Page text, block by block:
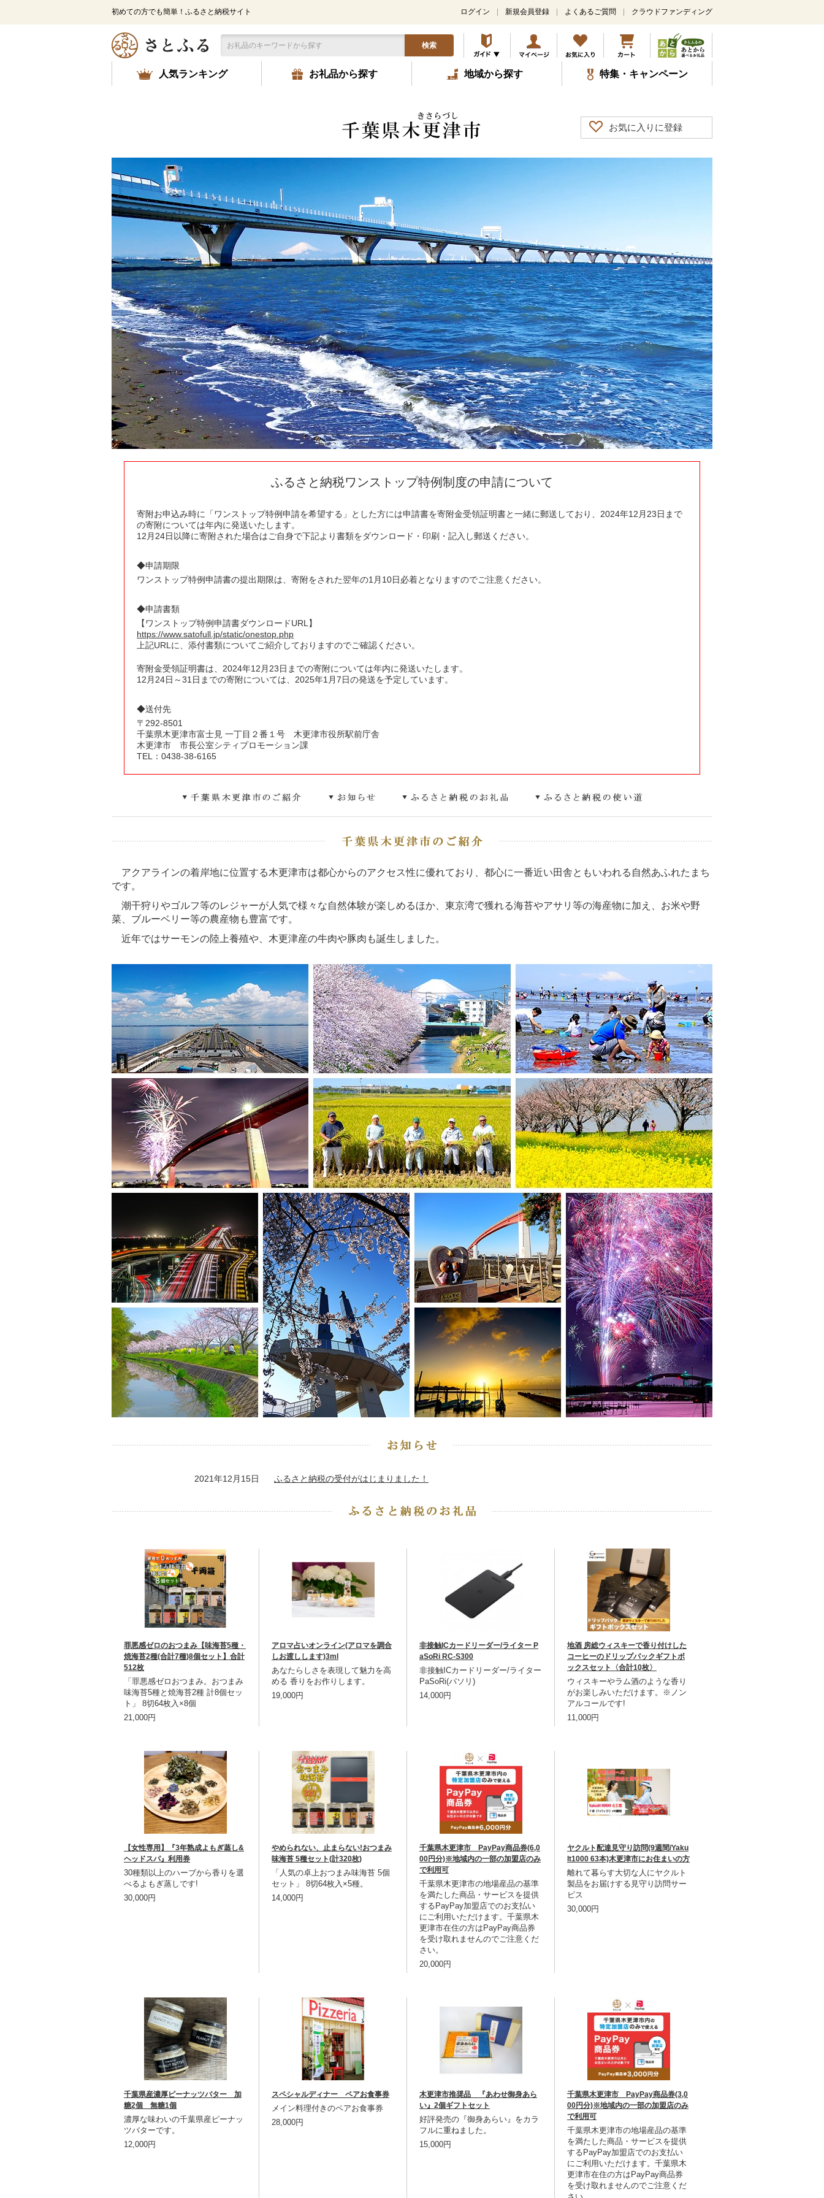
初めての方でも簡単！ふるさと納税サイト ログイン 新規会員登録 よくあるご質問 クラウドファンディング
検索
人気ランキング お礼品から探す 地域から探す 特集・キャンペーン
お気に入りに登録
ふるさと納税ワンストップ特例制度の申請について
寄附お申込み時に「ワンストップ特例申請を希望する」とした方には申請書を寄附金受領証明書と一緒に郵送しており、2024年12月23日まで
の寄附については年内に発送いたします。
12月24日以降に寄附された場合はご自身で下記より書類をダウンロード・印刷・記入し郵送ください。
◆申請期限
ワンストップ特例申請書の提出期限は、寄附をされた翌年の1月10日必着となりますのでご注意ください。
◆申請書類
【ワンストップ特例申請書ダウンロードURL】
https://www.satofull.jp/static/onestop.php
上記URLに、添付書類についてご紹介しておりますのでご確認ください。
寄附金受領証明書は、2024年12月23日までの寄附については年内に発送いたします。
12月24日～31日までの寄附については、2025年1月7日の発送を予定しています。
◆送付先
〒 292-8501
千葉県木更津市富士見 一丁目２番１号 木更津市役所駅前庁舎
木更津市 市長公室シティプロモーション課
TEL：0438-38-6165
アクアラインの着岸地に位置する木更津市は都心からのアクセス性に優れており、都心に一番近い田舎ともいわれる自然あふれたまち
です。
潮干狩りやゴルフ等のレジャーが人気で様々な自然体験が楽しめるほか、東京湾で獲れる海苔やアサリ等の海産物に加え、お米や野
菜、ブルーベリー等の農産物も豊富です。
近年ではサーモンの陸上養殖や、木更津産の牛肉や豚肉も誕生しました。
2021年12月15日 ふるさと納税の受付がはじまりました！
罪悪感ゼロのおつまみ【味海苔5種・
焼海苔2種(合計7種)8個セット】合計
512枚
「罪悪感ゼロおつまみ。おつまみ
味海苔5種と焼海苔2種 計8個セッ
ト」 8切64枚入×8個
21,000円
アロマ占いオンライン(アロマを調合
しお渡しします)3ml
あなたらしさを表現して魅力を高
める 香りをお作りします。
19,000円
非接触ICカードリーダー/ライター P
aSoRi RC-S300
非接触ICカードリーダー/ライター
PaSoRi(パソリ)
14,000円
地酒 房総ウィスキーで香り付けした
コーヒーのドリップパックギフトボ
ックスセット〈合計10枚〉
ウィスキーやラム酒のような香り
がお楽しみいただけます。※ノン
アルコールです!
11,000円
【女性専用】『3年熟成よもぎ蒸し&
ヘッドスパ』利用券
30種類以上のハーブから香りを選
べるよもぎ蒸しです!
30,000円
やめられない、止まらない!おつまみ
味海苔 5種セット(計320枚)
「人気の卓上おつまみ味海苔 5個
セット」 8切64枚入×5種。
14,000円
千葉県木更津市 PayPay商品券(6,0
00円分)※地域内の一部の加盟店のみ
で利用可
千葉県木更津市の地場産品の基準
を満たした商品・サービスを提供
するPayPay加盟店でのお支払い
にご利用いただけます。千葉県木
更津市在住の方はPayPay商品券
を受け取れませんのでご注意くだ
さい。
20,000円
ヤクルト配達見守り訪問(9週間/Yaku
lt1000 63本)木更津市にお住まいの方
離れて暮らす大切な人にヤクルト
製品をお届けする見守り訪問サー
ビス
30,000円
千葉県産濃厚ピーナッツバター 加
糖2個 無糖1個
濃厚な味わいの千葉県産ピーナッ
ツバターです。
12,000円
スペシャルディナー ペアお食事券
メイン料理付きのペアお食事券
28,000円
木更津市推奨品 『あわせ御身あら
い』2個ギフトセット
好評発売の『御身あらい』をカラ
フルに重ねました。
15,000円
千葉県木更津市 PayPay商品券(3,0
00円分)※地域内の一部の加盟店のみ
で利用可
千葉県木更津市の地場産品の基準
を満たした商品・サービスを提供
するPayPay加盟店でのお支払い
にご利用いただけます。千葉県木
更津市在住の方はPayPay商品券
を受け取れませんのでご注意くだ